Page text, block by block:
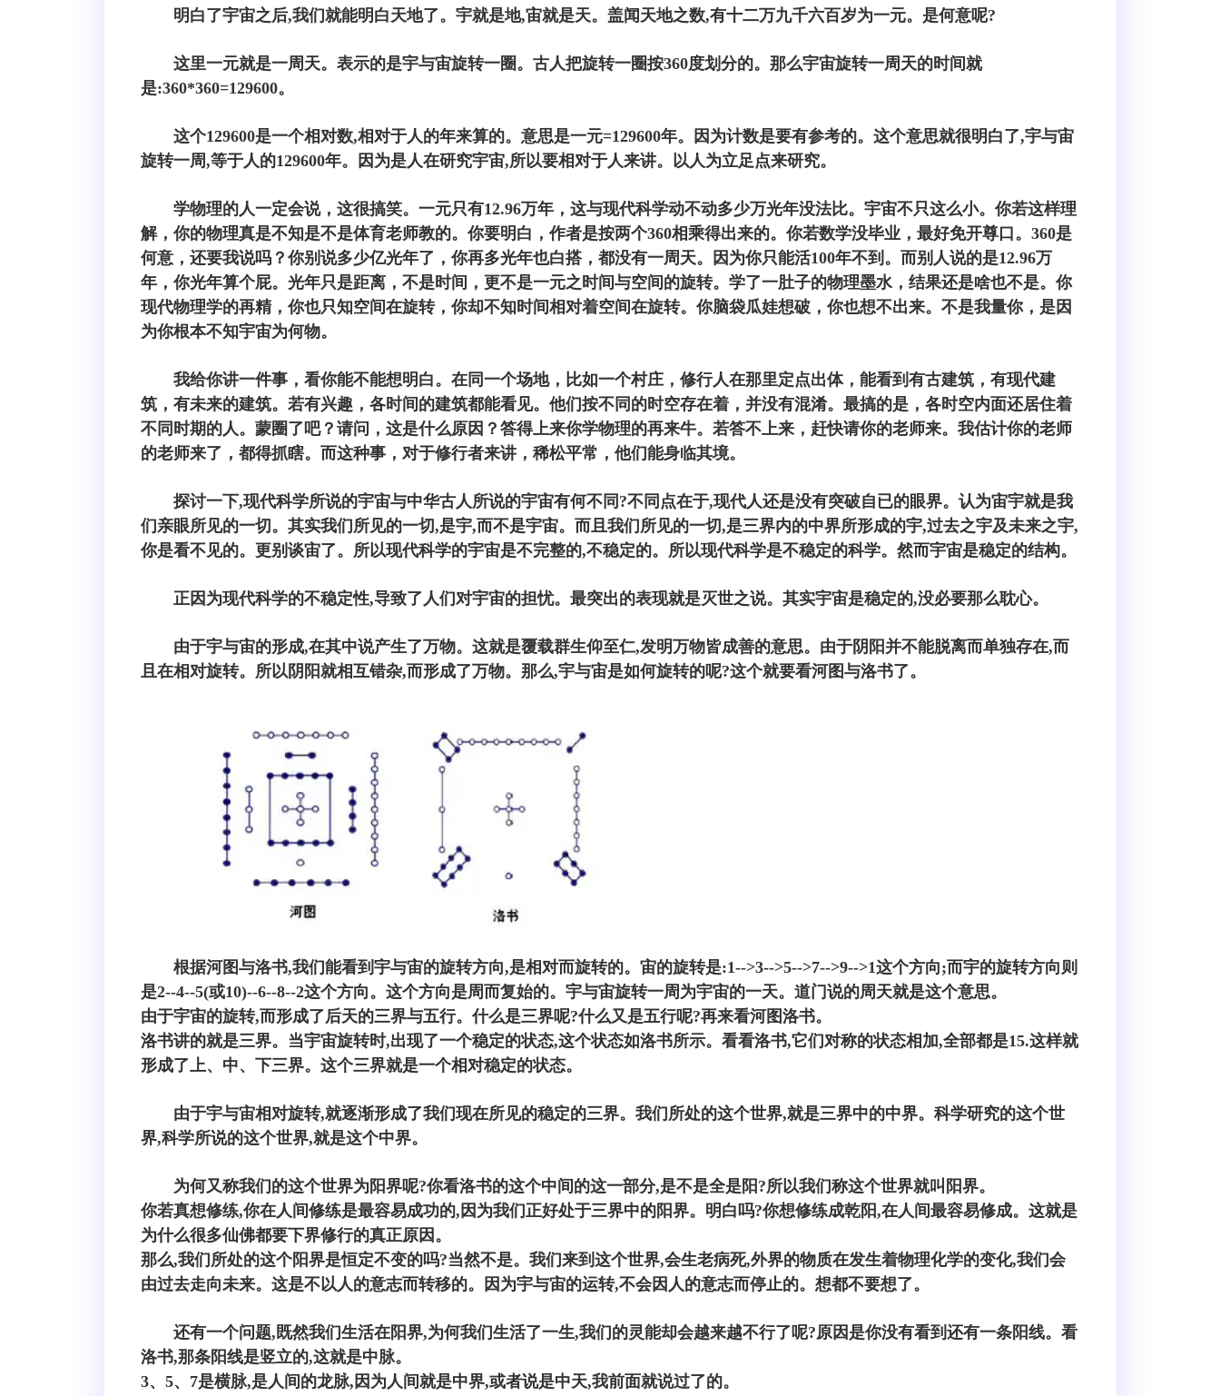
明白了宇宙之后,我们就能明白天地了。宇就是地,宙就是天。盖闻天地之数,有十二万九千六百岁为一元。是何意呢?
这里一元就是一周天。表示的是宇与宙旋转一圈。古人把旋转一圈按360度划分的。那么宇宙旋转一周天的时间就
是:360*360=129600。
这个129600是一个相对数,相对于人的年来算的。意思是一元=129600年。因为计数是要有参考的。这个意思就很明白了,宇与宙
旋转一周,等于人的129600年。因为是人在研究宇宙,所以要相对于人来讲。以人为立足点来研究。
学物理的人一定会说，这很搞笑。一元只有12.96万年，这与现代科学动不动多少万光年没法比。宇宙不只这么小。你若这样理
解，你的物理真是不知是不是体育老师教的。你要明白，作者是按两个360相乘得出来的。你若数学没毕业，最好免开尊口。360是
何意，还要我说吗？你别说多少亿光年了，你再多光年也白搭，都没有一周天。因为你只能活100年不到。而别人说的是12.96万
年，你光年算个屁。光年只是距离，不是时间，更不是一元之时间与空间的旋转。学了一肚子的物理墨水，结果还是啥也不是。你
现代物理学的再精，你也只知空间在旋转，你却不知时间相对着空间在旋转。你脑袋瓜娃想破，你也想不出来。不是我量你，是因
为你根本不知宇宙为何物。
我给你讲一件事，看你能不能想明白。在同一个场地，比如一个村庄，修行人在那里定点出体，能看到有古建筑，有现代建
筑，有未来的建筑。若有兴趣，各时间的建筑都能看见。他们按不同的时空存在着，并没有混淆。最搞的是，各时空内面还居住着
不同时期的人。蒙圈了吧？请问，这是什么原因？答得上来你学物理的再来牛。若答不上来，赶快请你的老师来。我估计你的老师
的老师来了，都得抓瞎。而这种事，对于修行者来讲，稀松平常，他们能身临其境。
探讨一下,现代科学所说的宇宙与中华古人所说的宇宙有何不同?不同点在于,现代人还是没有突破自已的眼界。认为宙宇就是我
们亲眼所见的一切。其实我们所见的一切,是宇,而不是宇宙。而且我们所见的一切,是三界内的中界所形成的宇,过去之宇及未来之宇,
你是看不见的。更别谈宙了。所以现代科学的宇宙是不完整的,不稳定的。所以现代科学是不稳定的科学。然而宇宙是稳定的结构。
正因为现代科学的不稳定性,导致了人们对宇宙的担忧。最突出的表现就是灭世之说。其实宇宙是稳定的,没必要那么耽心。
由于宇与宙的形成,在其中说产生了万物。这就是覆载群生仰至仁,发明万物皆成善的意思。由于阴阳并不能脱离而单独存在,而
且在相对旋转。所以阴阳就相互错杂,而形成了万物。那么,宇与宙是如何旋转的呢?这个就要看河图与洛书了。
根据河图与洛书,我们能看到宇与宙的旋转方向,是相对而旋转的。宙的旋转是:1-->3-->5-->7-->9-->1这个方向;而宇的旋转方向则
是2--4--5(或10)--6--8--2这个方向。这个方向是周而复始的。宇与宙旋转一周为宇宙的一天。道门说的周天就是这个意思。
由于宇宙的旋转,而形成了后天的三界与五行。什么是三界呢?什么又是五行呢?再来看河图洛书。
洛书讲的就是三界。当宇宙旋转时,出现了一个稳定的状态,这个状态如洛书所示。看看洛书,它们对称的状态相加,全部都是15.这样就
形成了上、中、下三界。这个三界就是一个相对稳定的状态。
由于宇与宙相对旋转,就逐渐形成了我们现在所见的稳定的三界。我们所处的这个世界,就是三界中的中界。科学研究的这个世
界,科学所说的这个世界,就是这个中界。
为何又称我们的这个世界为阳界呢?你看洛书的这个中间的这一部分,是不是全是阳?所以我们称这个世界就叫阳界。
你若真想修练,你在人间修练是最容易成功的,因为我们正好处于三界中的阳界。明白吗?你想修练成乾阳,在人间最容易修成。这就是
为什么很多仙佛都要下界修行的真正原因。
那么,我们所处的这个阳界是恒定不变的吗?当然不是。我们来到这个世界,会生老病死,外界的物质在发生着物理化学的变化,我们会
由过去走向未来。这是不以人的意志而转移的。因为宇与宙的运转,不会因人的意志而停止的。想都不要想了。
还有一个问题,既然我们生活在阳界,为何我们生活了一生,我们的灵能却会越来越不行了呢?原因是你没有看到还有一条阳线。看
洛书,那条阳线是竖立的,这就是中脉。
3、5、7是横脉,是人间的龙脉,因为人间就是中界,或者说是中天,我前面就说过了的。